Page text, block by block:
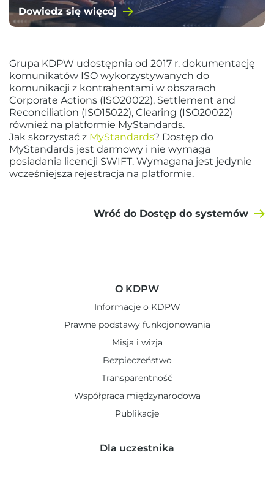
Dowiedz się więcej
Grupa KDPW udostępnia od 2017 r. dokumentację
komunikatów ISO wykorzystywanych do
komunikacji z kontrahentami w obszarach
Corporate Actions (ISO20022), Settlement and
Reconciliation (ISO15022), Clearing (ISO20022)
również na platformie MyStandards.
Jak skorzystać z MyStandards? Dostęp do
MyStandards jest darmowy i nie wymaga
posiadania licencji SWIFT. Wymagana jest jedynie
wcześniejsza rejestracja na platformie.
Wróć do Dostęp do systemów
O KDPW
Informacje o KDPW
Prawne podstawy funkcjonowania
Misja i wizja
Bezpieczeństwo
Transparentność
Współpraca międzynarodowa
Publikacje
Dla uczestnika